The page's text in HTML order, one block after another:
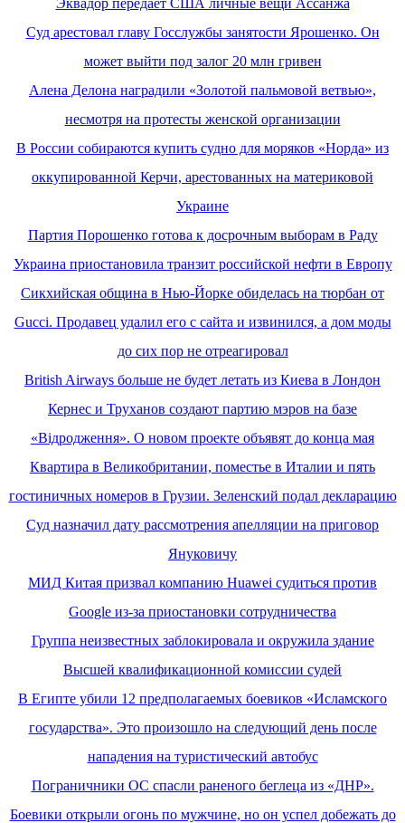
Эквадор передает США личные вещи Ассанжа
Суд арестовал главу Госслужбы занятости Ярошенко. Он
может выйти под залог 20 млн гривен
Алена Делона наградили «Золотой пальмовой ветвью»,
несмотря на протесты женской организации
В России собираются купить судно для моряков «Норда» из
оккупированной Керчи, арестованных на материковой
Украине
Партия Порошенко готова к досрочным выборам в Раду
Украина приостановила транзит российской нефти в Европу
Сикхийская община в Нью-Йорке обиделась на тюрбан от
Gucci. Продавец удалил его с сайта и извинился, а дом моды
до сих пор не отреагировал
British Airways больше не будет летать из Киева в Лондон
Кернес и Труханов создают партию мэров на базе
«Відродження». О новом проекте объявят до конца мая
Квартира в Великобритании, поместье в Италии и пять
гостиничных номеров в Грузии. Зеленский подал декларацию
Суд назначил дату рассмотрения апелляции на приговор
Януковичу
МИД Китая призвал компанию Huawei судиться против
Google из-за приостановки сотрудничества
Группа неизвестных заблокировала и окружила здание
Высшей квалификационной комиссии судей
В Египте убили 12 предполагаемых боевиков «Исламского
государства». Это произошло на следующий день после
нападения на туристический автобус
Пограничники ОС спасли раненого беглеца из «ДНР».
Боевики открыли огонь по мужчине, но он успел добежать до